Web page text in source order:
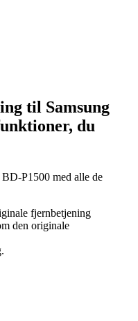
til Samsung
du
BD-P1500 med alle de
fjernbetjening
den originale